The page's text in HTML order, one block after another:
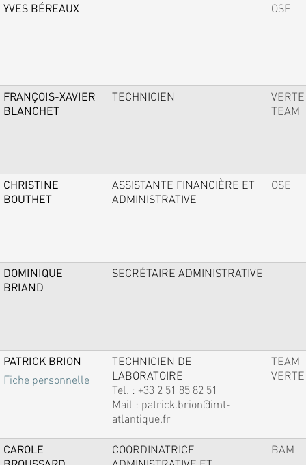
YVES BÉREAUX OSE
FRANÇOIS-XAVIER
BLANCHET
TECHNICIEN
VERTE
TEAM
CHRISTINE
BOUTHET
ASSISTANTE FINANCIÈRE ET
ADMINISTRATIVE
OSE
DOMINIQUE
BRIAND
SECRÉTAIRE ADMINISTRATIVE
PATRICK BRION
Fiche personnelle
TECHNICIEN DE
LABORATOIRE
Tel. : +33 2 51 85 82 51
Mail : patrick.brion@imt-
atlantique.fr
TEAM
VERTE
CAROLE
COORDINATRICE
BAM